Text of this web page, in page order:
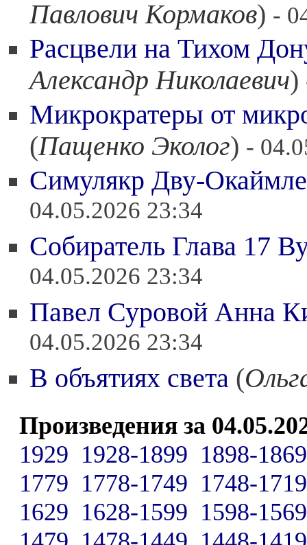
Павлович Кормаков) -
Расцвели на Тихом
Александр Николаевич)
Микрократеры от
(Пащенко Эколог) -
Симулякр Дву-
04.05.2026 23:34
Собиратель Глава 17
04.05.2026 23:34
Павел Суровой Анна
04.05.2026 23:34
В объятиях света (
Произведения за
1929 1928-1899 1898-1869
1779 1778-1749 1748-1719
1629 1628-1599 1598-1569